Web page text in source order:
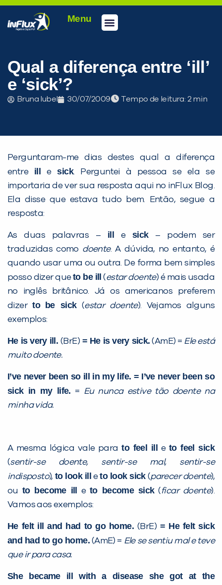
Menu
Qual a diferença entre ‘ill’
e ‘sick’?
Bruna Iubel 30/07/2009 Tempo de leitura:
Perguntaram-me dias destes qual a diferença
entre ill esick. Perguntei à pessoa se ela se
importaria de ver sua resposta aqui no inFlux Blog.
Ela disse que estava tudo bem. Então, segue a
resposta:
As duas palavras – ill e sick– podem ser
traduzidas como doente. A dúvida, no entanto, é
quando usar uma ou outra. De forma bem simples
posso dizer queto be ill (estar doente) é mais usada
no inglês britânico. Já os americanos preferem
dizerto be sick(estar doente). Vejamos alguns
exemplos:
He is very ill. (BrE) = He is very sick. (AmE) = Ele está
muito doente.
I’ve never been so ill in my life. = I’ve never been so
sick in my life. = Eu nunca estive tão doente na
minha vida.
A mesma lógica vale parato feel ill e to feel sick
(sentir-se doente, sentir-se mal, sentir-se
indisposto), to look ill eto look sick(parecer doente),
ou to become ill eto become sick(ficar doente).
Vamos aos exemplos:
He felt ill and had to go home. (BrE)= He felt sick
and had to go home. (AmE) = Ele se sentiu mal e teve
que ir para casa.
She became ill with a disease she got at the
Não encontramos nenhuma unidade
com a:
Sim Não